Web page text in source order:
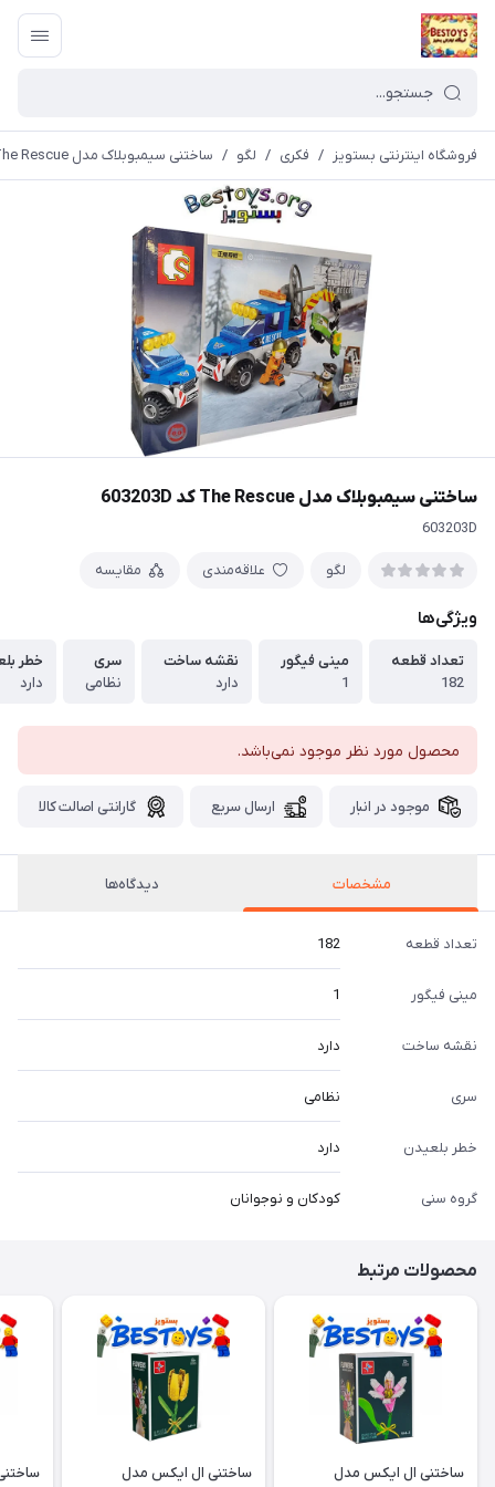
فروشگاه اینترنتی بستویز / فکری / لگو / ساختنی سیمبوبلاک مدل The Rescue کد 603203D
ساختنی سیمبوبلاک مدل The Rescue کد 603203D
603203D
لگو علاقه‌مندی مقایسه
ویژگی‌ها
تعداد قطعه
182
مینی فیگور
1
نقشه ساخت
دارد
سری
نظامی
خطر
دارد
محصول مورد نظر موجود نمی‌باشد.
موجود در انبار ارسال سریع گارانتی اصالت کالا
مشخصات دیدگاه‌ها
تعداد قطعه 182
مینی فیگور 1
نقشه ساخت دارد
سری نظامی
خطر بلعیدن دارد
گروه سنی کودکان و نوجوانان
محصولات مرتبط
ساختنی ال ایکس مدل
ساختنی ال ایکس مدل